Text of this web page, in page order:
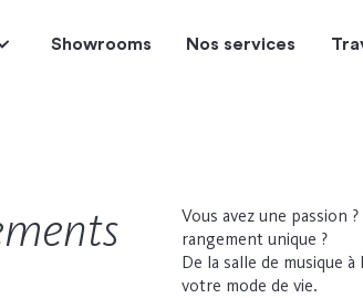
Showrooms Nos services
Vous avez une passion
rangement unique ?
De la salle de musique
votre mode de vie.